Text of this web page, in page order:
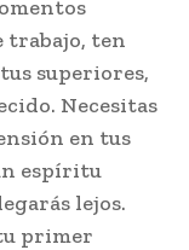
trabajo, ten
superiores,
Necesitas
en tus
espíritu
lejos.
primer